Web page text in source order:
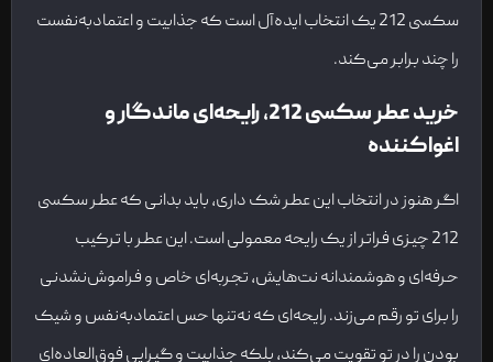
سکسی 212 یک انتخاب ایده‌آل است که جذابیت و اعتمادبه‌نفست
را چند برابر می‌کند.
خرید عطر سکسی 212، رایحه‌ای ماندگار و
اغواکننده
اگر هنوز در انتخاب این عطر شک داری، باید بدانی که عطر سکسی
212 چیزی فراتر از یک رایحه معمولی است. این عطر با ترکیب
حرفه‌ای و هوشمندانه نت‌هایش، تجربه‌ای خاص و فراموش‌نشدنی
را برای تو رقم می‌زند. رایحه‌ای که نه‌تنها حس اعتمادبه‌نفس و شیک
بودن را در تو تقویت می‌کند، بلکه جذابیت و گیرایی فوق‌العاده‌ای